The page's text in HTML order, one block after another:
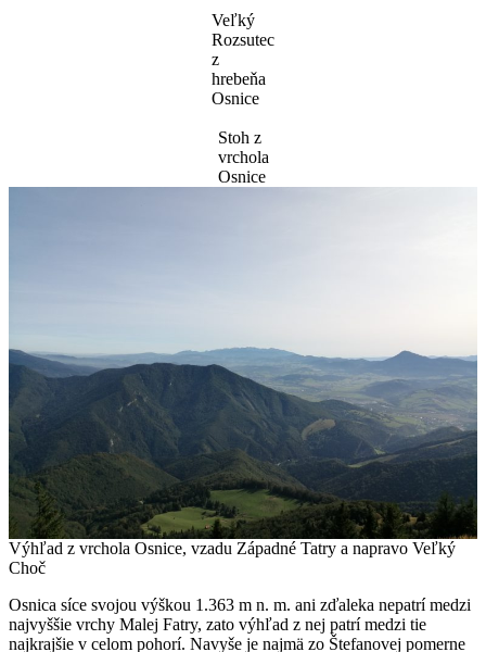
Veľký
Rozsutec
z
hrebeňa
Osnice
Stoh z
vrchola
Osnice
Výhľad z vrchola Osnice, vzadu Západné Tatry a napravo Veľký
Choč
Osnica síce svojou výškou 1.363 m n. m. ani zďaleka nepatrí medzi
najvyššie vrchy Malej Fatry, zato výhľad z nej patrí medzi tie
najkrajšie v celom pohorí. Navyše je najmä zo Štefanovej pomerne